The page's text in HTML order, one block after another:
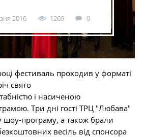
2016 1269 0
фестиваль проходив у форматі
свято
і насиченою
Три дні гості ТРЦ "Любава"
шоу-програму, а також брали
весіль від спонсора